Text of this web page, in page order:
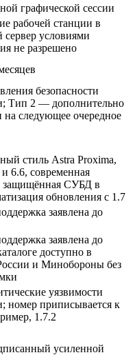
графической сессии
рабочей станции в
условиями
не разрешено
безопасности
Тип 2 — дополнительно
на следующее очередное
стиль Astra Proxima,
6.6, современная
защищённая СУБД в
обновления с 1.7
заявлена до
заявлена до
доступно в
и Минобороны без
уязвимости
номер приписывается к
1.7.2
усиленной